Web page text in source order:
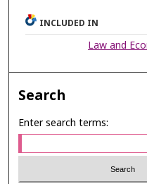
INCLUDED IN
Law and
Search
Enter search terms: